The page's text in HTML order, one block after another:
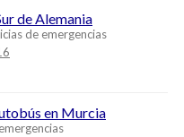
de Alemania
de emergencias
en Murcia